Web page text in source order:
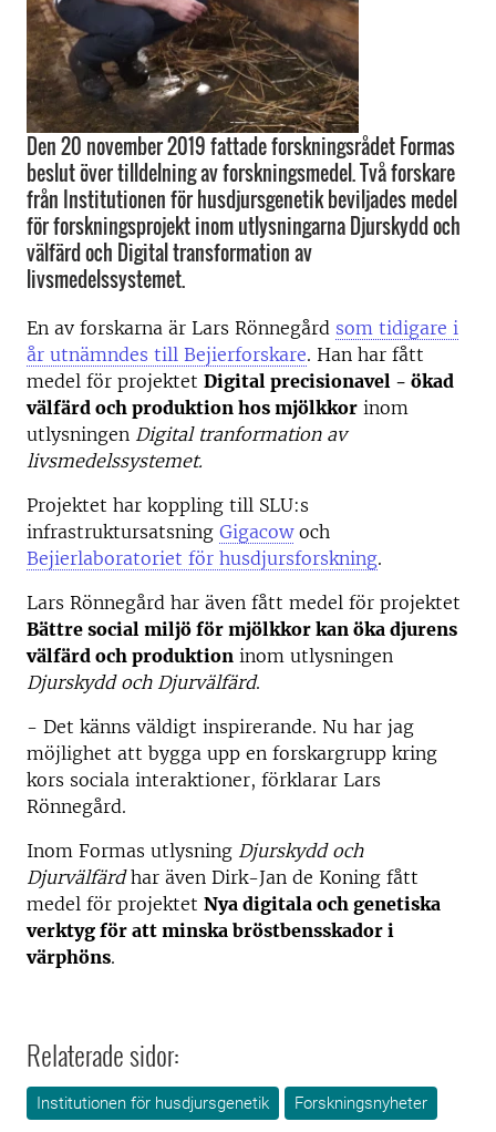
Den 20 november 2019 fattade forskningsrådet Formas
beslut över tilldelning av forskningsmedel. Två forskare
från Institutionen för husdjursgenetik beviljades medel
för forskningsprojekt inom utlysningarna Djurskydd och
välfärd och Digital transformation av
livsmedelssystemet.
En av forskarna är Lars Rönnegård som tidigare i
år utnämndes till Bejierforskare. Han har fått
medel för projektet Digital precisionavel - ökad
välfärd och produktion hos mjölkkor inom
utlysningen Digital tranformation av
livsmedelssystemet.
Projektet har koppling till SLU:s
infrastruktursatsning Gigacowoch
Bejierlaboratoriet för husdjursforskning.
Lars Rönnegård har även fått medel för projektet
Bättre social miljö för mjölkkor kan öka djurens
välfärd och produktion inom utlysningen
Djurskydd och Djurvälfärd.
- Det känns väldigt inspirerande. Nu har jag
möjlighet att bygga upp en forskargrupp kring
kors sociala interaktioner, förklarar Lars
Rönnegård.
Inom Formas utlysning Djurskydd och
Djurvälfärdhar även Dirk-Jan de Koning fått
medel för projektet Nya digitala och genetiska
verktyg för att minska bröstbensskador i
värphöns.
Relaterade sidor:
Institutionen för husdjursgenetik Forskningsnyheter